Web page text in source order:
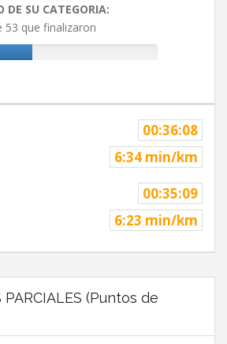
DE SU CATEGORIA:
53 que finalizaron
00:36:08
6:34 min/km
00:35:09
6:23 min/km
PARCIALES (Puntos de